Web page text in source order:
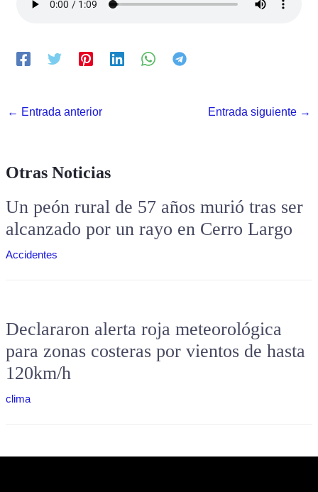
← Entrada anterior Entrada siguiente →
Otras Noticias
Un peón rural de 57 años murió tras ser
alcanzado por un rayo en Cerro Largo
Accidentes
Declararon alerta roja meteorológica
para zonas costeras por vientos de hasta
120km/h
clima